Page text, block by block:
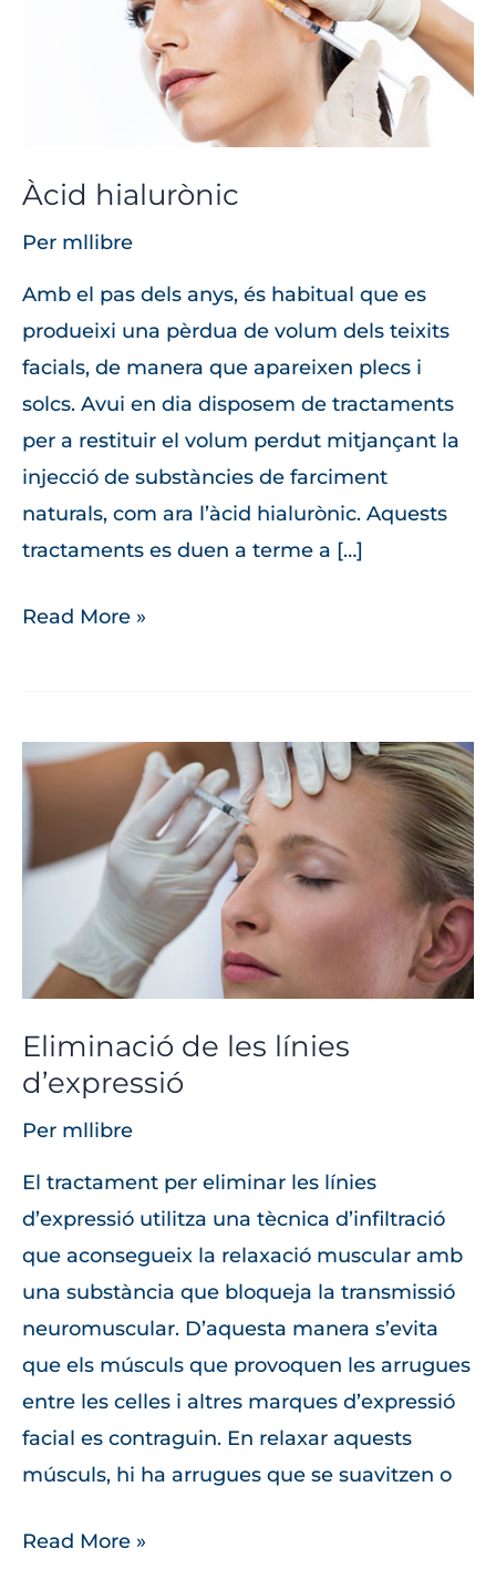
Àcid hialurònic
Per mllibre
Amb el pas dels anys, és habitual que es
produeixi una pèrdua de volum dels teixits
facials, de manera que apareixen plecs i
solcs. Avui en dia disposem de tractaments
per a restituir el volum perdut mitjançant la
injecció de substàncies de farciment
naturals, com ara l’àcid hialurònic. Aquests
tractaments es duen a terme a […]
Read More »
Eliminació de les línies
d’expressió
Per mllibre
El tractament per eliminar les línies
d’expressió utilitza una tècnica d’infiltració
que aconsegueix la relaxació muscular amb
una substància que bloqueja la transmissió
neuromuscular. D’aquesta manera s’evita
que els músculs que provoquen les arrugues
entre les celles i altres marques d’expressió
facial es contraguin. En relaxar aquests
músculs, hi ha arrugues que se suavitzen o
Eliminació
línies
d’expressió
Read More »